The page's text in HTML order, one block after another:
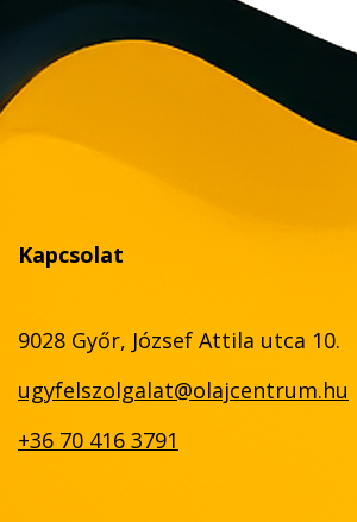
Kapcsolat
9028 Győr, József Attila utca 10.
ugyfelszolgalat@olajcentrum.hu
+36 70 416 3791